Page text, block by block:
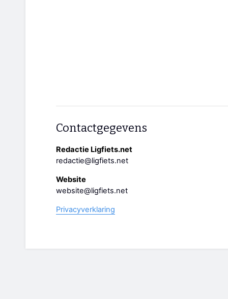
Contactgegevens
Redactie Ligfiets.net
redactie@ligfiets.net
Website
website@ligfiets.net
Privacyverklaring